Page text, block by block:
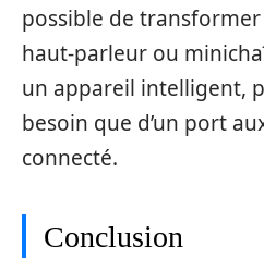
possible de
haut-parleur ou
un appareil intelligent,
besoin que d’un port
connecté.
Conclusion